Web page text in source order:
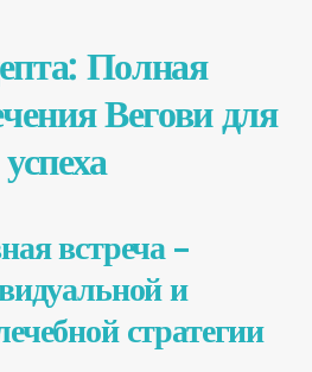
Полная
Вегови для
встреча –
и
стратегии